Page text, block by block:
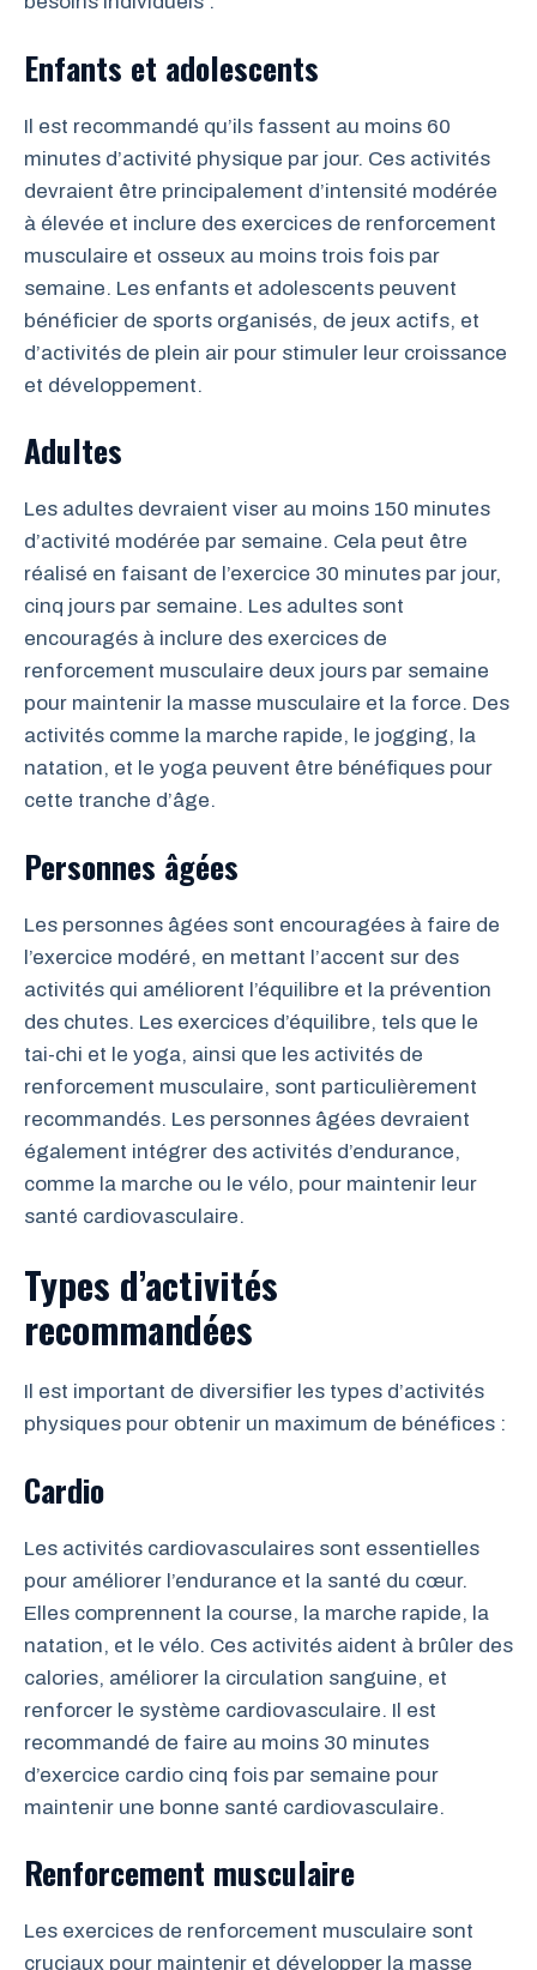
Enfants et adolescents
Il est recommandé qu’ils fassent au moins 60
minutes d’activité physique par jour. Ces activités
devraient être principalement d’intensité modérée
à élevée et inclure des exercices de renforcement
musculaire et osseux au moins trois fois par
semaine. Les enfants et adolescents peuvent
bénéficier de sports organisés, de jeux actifs, et
d’activités de plein air pour stimuler leur croissance
et développement.
Adultes
Les adultes devraient viser au moins 150 minutes
d’activité modérée par semaine. Cela peut être
réalisé en faisant de l’exercice 30 minutes par jour,
cinq jours par semaine. Les adultes sont
encouragés à inclure des exercices de
renforcement musculaire deux jours par semaine
pour maintenir la masse musculaire et la force. Des
activités comme la marche rapide, le jogging, la
natation, et le yoga peuvent être bénéfiques pour
cette tranche d’âge.
Personnes âgées
Les personnes âgées sont encouragées à faire de
l’exercice modéré, en mettant l’accent sur des
activités qui améliorent l’équilibre et la prévention
des chutes. Les exercices d’équilibre, tels que le
tai-chi et le yoga, ainsi que les activités de
renforcement musculaire, sont particulièrement
recommandés. Les personnes âgées devraient
également intégrer des activités d’endurance,
comme la marche ou le vélo, pour maintenir leur
santé cardiovasculaire.
Types d’activités
recommandées
Il est important de diversifier les types d’activités
physiques pour obtenir un maximum de bénéfices :
Cardio
Les activités cardiovasculaires sont essentielles
pour améliorer l’endurance et la santé du cœur.
Elles comprennent la course, la marche rapide, la
natation, et le vélo. Ces activités aident à brûler des
calories, améliorer la circulation sanguine, et
renforcer le système cardiovasculaire. Il est
recommandé de faire au moins 30 minutes
d’exercice cardio cinq fois par semaine pour
maintenir une bonne santé cardiovasculaire.
Renforcement musculaire
Les exercices de renforcement musculaire sont
cruciaux pour maintenir et développer la masse